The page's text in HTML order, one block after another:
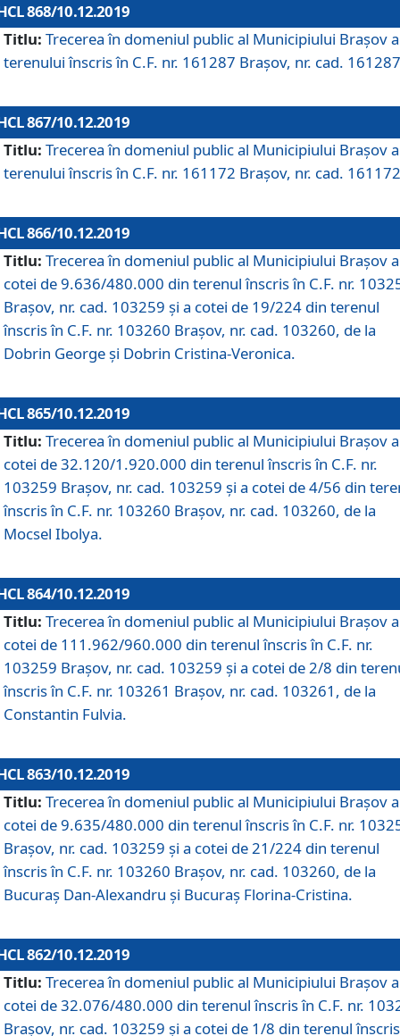
868/10.12.2019
Titlu: Trecerea în domeniul public al Municipiului Braşov a
terenului înscris în C.F. nr. 161287 Brașov, nr. cad.
867/10.12.2019
Titlu: Trecerea în domeniul public al Municipiului Braşov a
terenului înscris în C.F. nr. 161172 Brașov, nr. cad.
866/10.12.2019
Titlu: Trecerea în domeniul public al Municipiului Braşov a
cotei de 9.636/480.000 din terenul înscris în C.F. nr.
Brașov, nr. cad. 103259 și a cotei de 19/224 din terenul
înscris în C.F. nr. 103260 Brașov, nr. cad. 103260, de la
Dobrin George și Dobrin Cristina-Veronica.
865/10.12.2019
Titlu: Trecerea în domeniul public al Municipiului Braşov a
cotei de 32.120/1.920.000 din terenul înscris în C.F. nr.
103259 Brașov, nr. cad. 103259 și a cotei de 4/56 din
înscris în C.F. nr. 103260 Brașov, nr. cad. 103260, de la
Mocsel Ibolya.
864/10.12.2019
Titlu: Trecerea în domeniul public al Municipiului Braşov a
cotei de 111.962/960.000 din terenul înscris în C.F. nr.
103259 Brașov, nr. cad. 103259 și a cotei de 2/8 din
înscris în C.F. nr. 103261 Brașov, nr. cad. 103261, de la
Constantin Fulvia.
863/10.12.2019
Titlu: Trecerea în domeniul public al Municipiului Braşov a
cotei de 9.635/480.000 din terenul înscris în C.F. nr.
Brașov, nr. cad. 103259 și a cotei de 21/224 din terenul
înscris în C.F. nr. 103260 Brașov, nr. cad. 103260, de la
Bucuraș Dan-Alexandru și Bucuraș Florina-Cristina.
862/10.12.2019
Titlu: Trecerea în domeniul public al Municipiului Braşov a
cotei de 32.076/480.000 din terenul înscris în C.F. nr.
Brașov, nr. cad. 103259 și a cotei de 1/8 din terenul